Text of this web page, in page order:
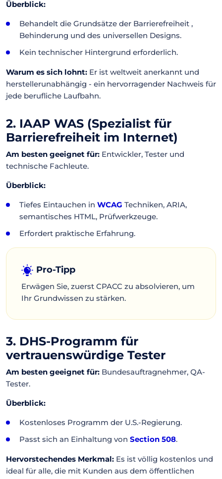
Überblick:
Behandelt die Grundsätze der Barrierefreiheit ,
Behinderung und des universellen Designs.
Kein technischer Hintergrund erforderlich.
Warum es sich lohnt: Er ist weltweit anerkannt und
herstellerunabhängig - ein hervorragender Nachweis für
jede berufliche Laufbahn.
2. IAAP WAS (Spezialist für
Barrierefreiheit im Internet)
Am besten geeignet für: Entwickler, Tester und
technische Fachleute.
Überblick:
Tiefes Eintauchen in WCAG Techniken, ARIA,
semantisches HTML, Prüfwerkzeuge.
Erfordert praktische Erfahrung.
Pro-Tipp
Erwägen Sie, zuerst CPACC zu absolvieren, um
Ihr Grundwissen zu stärken.
3. DHS-Programm für
vertrauenswürdige Tester
Am besten geeignet für: Bundesauftragnehmer, QA-
Tester.
Überblick:
Kostenloses Programm der U.S.-Regierung.
Passt sich an Einhaltung von Section 508.
Hervorstechendes Merkmal: Es ist völlig kostenlos und
ideal für alle, die mit Kunden aus dem öffentlichen